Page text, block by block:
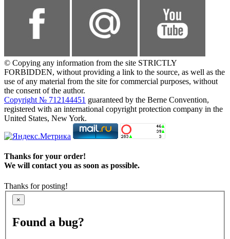
© Copying any information from the site STRICTLY
FORBIDDEN, without providing a link to the source, as well as the
use of any material from the site for commercial purposes, without
the consent of the author.
Copyright № 712144451 guaranteed by the Berne Convention,
registered with an international copyright protection company in the
United States, New York.
Thanks for your order!
We will contact you as soon as possible.
Thanks for posting!
×
Found a bug?